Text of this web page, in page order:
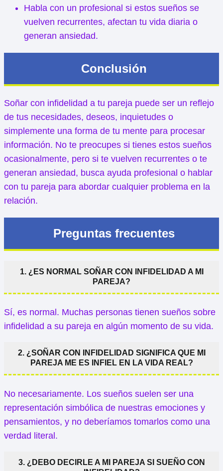
Habla con un profesional si estos sueños se
vuelven recurrentes, afectan tu vida diaria o
generan ansiedad.
Conclusión
Soñar con infidelidad a tu pareja puede ser un reflejo
de tus necesidades, deseos, inquietudes o
simplemente una forma de tu mente para procesar
información. No te preocupes si tienes estos sueños
ocasionalmente, pero si te vuelven recurrentes o te
generan ansiedad, busca ayuda profesional o hablar
con tu pareja para abordar cualquier problema en la
relación.
Preguntas frecuentes
1. ¿ES NORMAL SOÑAR CON INFIDELIDAD A MI
PAREJA?
Sí, es normal. Muchas personas tienen sueños sobre
infidelidad a su pareja en algún momento de su vida.
2. ¿SOÑAR CON INFIDELIDAD SIGNIFICA QUE MI
PAREJA ME ES INFIEL EN LA VIDA REAL?
No necesariamente. Los sueños suelen ser una
representación simbólica de nuestras emociones y
pensamientos, y no deberíamos tomarlos como una
verdad literal.
3. ¿DEBO DECIRLE A MI PAREJA SI SUEÑO CON